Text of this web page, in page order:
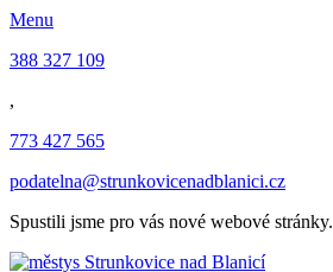
Menu
388 327 109
,
773 427 565
podatelna@strunkovicenadblanici.cz
Spustili jsme pro vás nové webové stránky.